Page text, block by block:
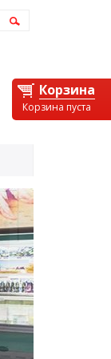
Корзина
Корзина пуста